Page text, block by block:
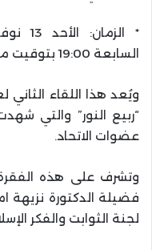
السابعة 19:00بتوقيت
ويُعد هذا اللقاء الثاني
“ربيع النور” والتي
عضوات الاتحاد.
وتشرف على هذه الفقرة
فضيلة الدكتورة نزيهة
لجنة الثوابت والفكر